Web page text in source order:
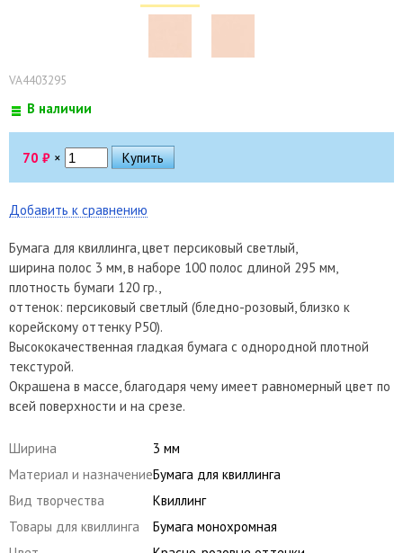
VA4403295
В наличии
70 ₽ ×
Добавить к сравнению
Бумага для квиллинга, цвет персиковый светлый,
ширина полос 3 мм, в наборе 100 полос длиной 295 мм,
плотность бумаги 120 гр.,
оттенок: персиковый светлый (бледно-розовый, близко к
корейскому оттенку P50).
Высококачественная гладкая бумага с однородной плотной
текстурой.
Окрашена в массе, благодаря чему имеет равномерный цвет по
всей поверхности и на срезе.
Ширина
3 мм
Материал и назначениеБумага для квиллинга
Вид творчества
Квиллинг
Товары для квиллинга
Бумага монохромная